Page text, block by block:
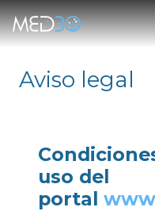
Aviso legal
uso del
portal